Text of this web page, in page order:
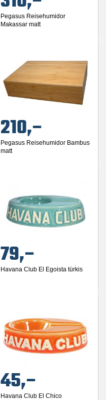
Pegasus Reisehumidor
Makassar matt
210,–
Pegasus Reisehumidor Bambus
matt
79,–
Havana Club El Egoista türkis
45,–
Havana Club El Chico